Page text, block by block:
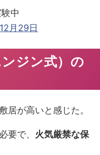
中
月29日
ジン式）の
居が高いと感じた。
要で、 火気厳禁な保